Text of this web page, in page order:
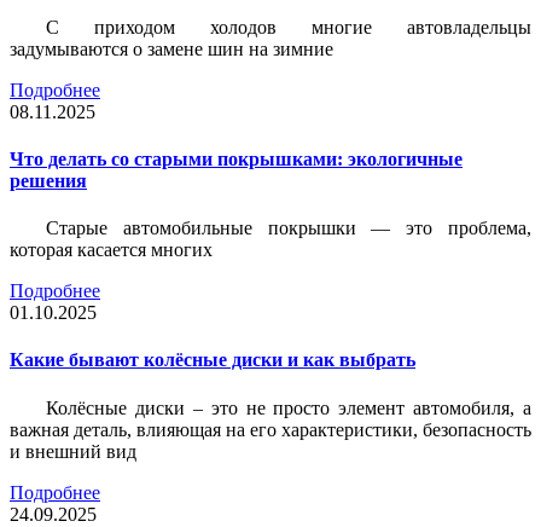
С приходом холодов многие автовладельцы
задумываются о замене шин на зимние
Подробнее
08.11.2025
Что делать со старыми покрышками: экологичные
решения
Старые автомобильные покрышки — это проблема,
которая касается многих
Подробнее
01.10.2025
Какие бывают колёсные диски и как выбрать
Колёсные диски – это не просто элемент автомобиля, а
важная деталь, влияющая на его характеристики, безопасность
и внешний вид
Подробнее
24.09.2025